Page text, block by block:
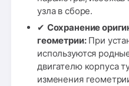
узла в сборе.
✔ Сохранение
геометрии:При
используются
двигателю корпуса
изменения